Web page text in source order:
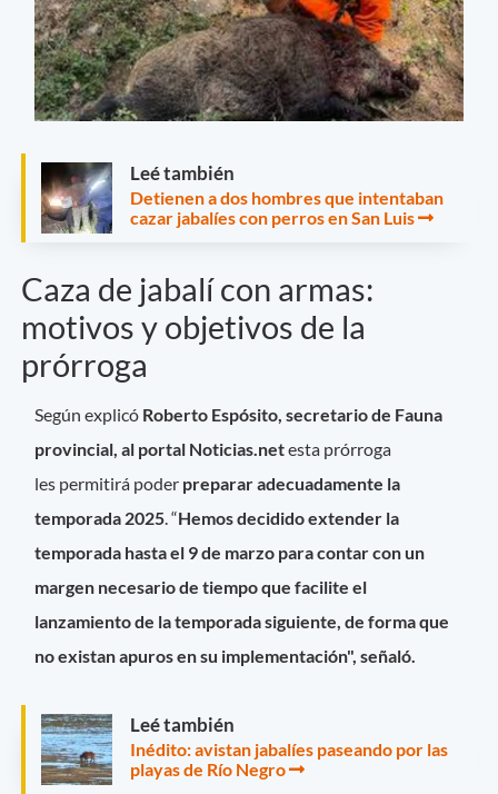
Leé también
Detienen a dos hombres que intentaban
cazar jabalíes con perros en San Luis
Caza de jabalí con armas:
motivos y objetivos de la
prórroga
Según explicó Roberto Espósito, secretario de Fauna
provincial, al portal Noticias.netesta prórroga
les permitirá poder preparar adecuadamente la
temporada 2025. “Hemos decidido extender la
temporada hasta el 9 de marzo para contar con un
margen necesario de tiempo que facilite el
lanzamiento de la temporada siguiente, de forma que
no existan apuros en su implementación", señaló.
Leé también
Inédito: avistan jabalíes paseando por las
playas de Río Negro